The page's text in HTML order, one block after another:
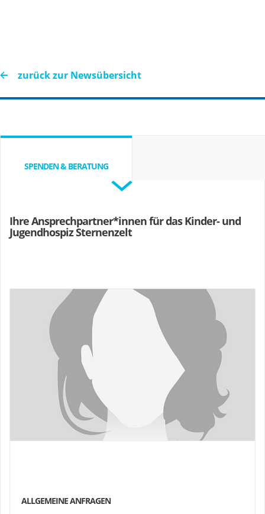
zurück zur Newsübersicht
SPENDEN & BERATUNG
Ihre Ansprechpartner*innen für das Kinder- und
Jugendhospiz Sternenzelt
ALLGEMEINE ANFRAGEN